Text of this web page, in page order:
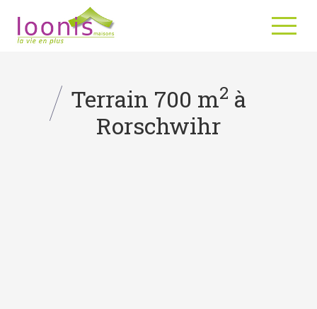
Terrain 700 m2 à
Rorschwihr